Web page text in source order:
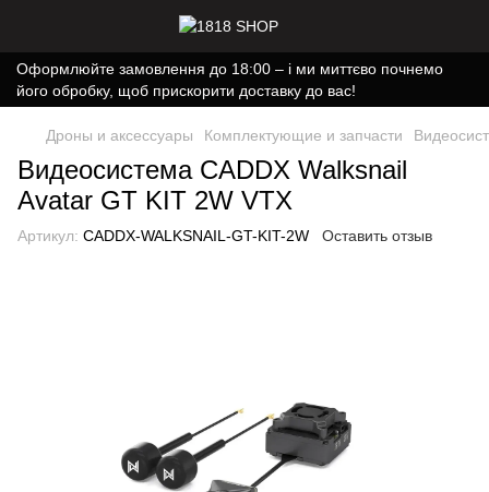
Оформлюйте замовлення до 18:00 – і ми миттєво почнемо
його обробку, щоб прискорити доставку до вас!
Дроны и аксессуары Комплектующие и запчасти
Видеосистема CADDX Walksnail
Avatar GT KIT 2W VTX
Артикул: CADDX-WALKSNAIL-GT-KIT-2W Оставить отзыв